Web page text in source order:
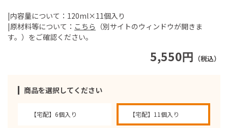
5,550円 （税込）
商品を選択してください
【宅配】6個入り 【宅配】11個入り
|内容量について：120ml×11個入り
|原材料等について： こちら （別サイトのウィンドウが開きま
す。）をご確認ください。